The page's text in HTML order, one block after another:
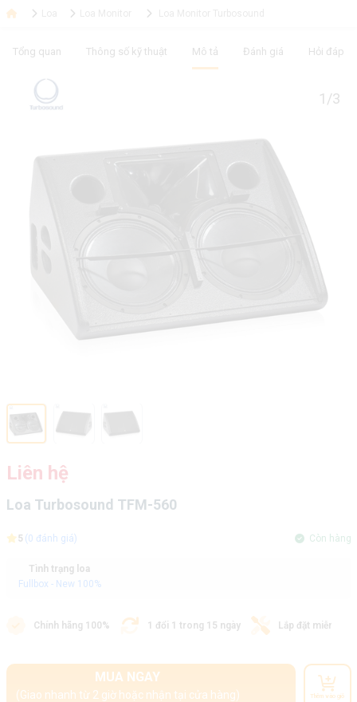
Tổng quan Thông số kỹ thuật Mô tả Đánh giá Hỏi đáp
1/3
Liên hệ
Loa Turbosound TFM-560
5 (0 đánh giá) Còn hàng
Tình trạng loa
Fullbox - New 100%
Chính hãng 100% 1 đổi 1 trong 15 ngày Lắp đặt miễn phí
MUA NGAY
(Giao nhanh từ 2 giờ hoặc nhận tại cửa hàng) Thêm vào giỏ